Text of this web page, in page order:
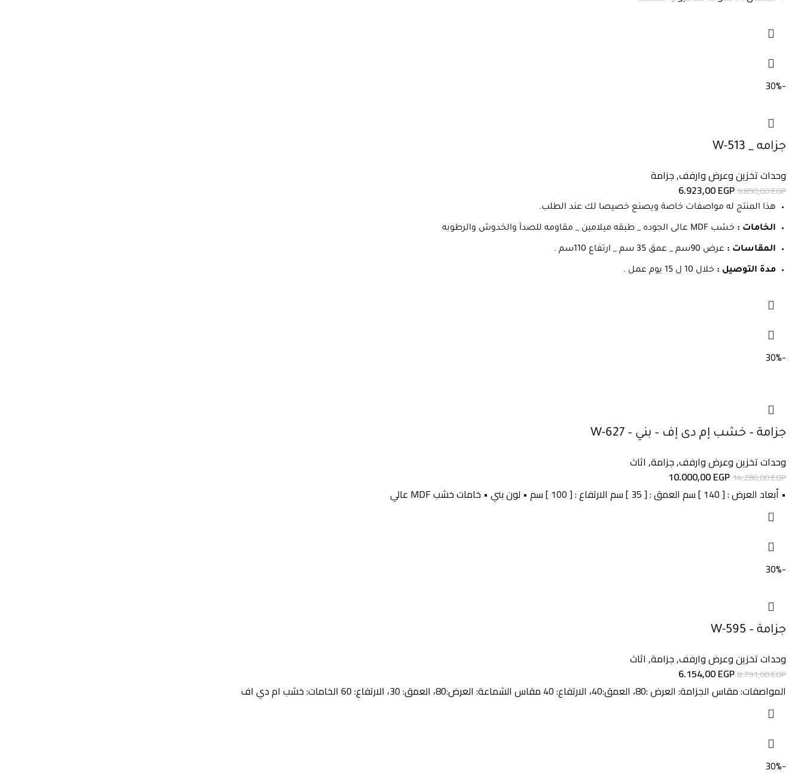
-30%
جزامه _ W-513
وحدات تخزين وعرض وارفف,جزامة
9.890,00EGP
السعر
الأصلي
هو:
9.890,00 EGP.
6.923,00EGP
الحالي
هو:
6.923,00 EGP.
هذا المنتج له مواصفات خاصة ويصنع خصيصا لك عند الطلب.
الخامات : خشب MDF عالى الجوده _ طبقه ميلامين _ مقاومه للصدأ والخدوش والرطوبه
المقاسات : عرض 90سم _ عمق 35 سم _ ارتفاع 110سم .
مدة التوصيل : خلال 10 ل 15 يوم عمل .
-30%
جزامة – خشب إم دى إف – بني – W-627
وحدات تخزين وعرض وارفف,جزامة, اثاث
14.286,00EGP
السعر
الأصلي
10.000,00EGP
الحالي
هو:
• أبعاد العرض : [ 140 ] سم العمق : [ 35 ] سم الارتفاع : [ 100 ] سم • لون بني • خامات خشب MDF عالي
-30%
جزامة – W-595
وحدات تخزين وعرض وارفف,جزامة, اثاث
8.791,00EGP
السعر
الأصلي
6.154,00EGP
الحالي
المواصفات: مقاس الجزامة: العرض :80، العمق:40، الارتفاع: 40 مقاس الشماعة: العرض:80، العمق: 30، الارتفاع: 60 الخامات: خشب ام دي اف
-30%